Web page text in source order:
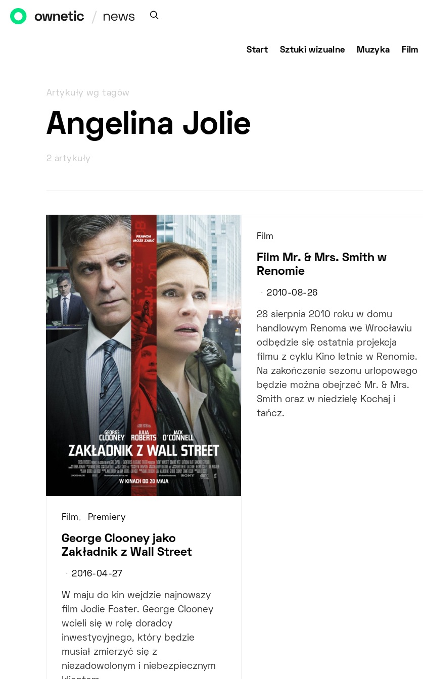
Start Sztuki wizualne Muzyka Film
Artykuły wg tagów
Angelina Jolie
2 artykuły
Film Premiery
George Clooney jako
Zakładnik z Wall Street
2016-04-27
W maju do kin wejdzie najnowszy
film Jodie Foster. George Clooney
wcieli się w rolę doradcy
inwestycyjnego, który będzie
musiał zmierzyć się z
niezadowolonym i niebezpiecznym
Film
Film Mr. & Mrs. Smith w
Renomie
2010-08-26
28 sierpnia 2010 roku w domu
handlowym Renoma we Wrocławiu
odbędzie się ostatnia projekcja
filmu z cyklu Kino letnie w Renomie.
Na zakończenie sezonu urlopowego
będzie można obejrzeć Mr. & Mrs.
Smith oraz w niedzielę Kochaj i
tańcz.